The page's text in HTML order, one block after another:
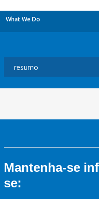
What We Do
Mantenha-se
se: